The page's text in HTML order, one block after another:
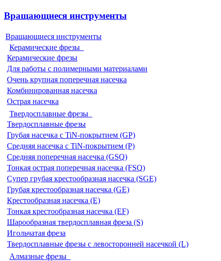
Вращающиеся инструменты
Вращающиеся инструменты
Керамические фрезы
Керамические фрезы
Для работы с полимерными материалами
Очень крупная поперечная насечка
Комбинированная насечка
Острая насечка
Твердосплавные фрезы
Твердосплавные фрезы
Грубая насечка с TiN-покрытием (GP)
Средняя насечка с TiN-покрытием (P)
Средняя поперечная насечка (GSQ)
Тонкая острая поперечная насечка (FSQ)
Супер грубая крестообразная насечка (SGE)
Грубая крестообразная насечка (GE)
Крестообразная насечка (E)
Тонкая крестообразная насечка (EF)
Шарообразная твердосплавная фреза (S)
Игольчатая фреза
Твердосплавные фрезы с левосторонней насечкой (L)
Алмазные фрезы